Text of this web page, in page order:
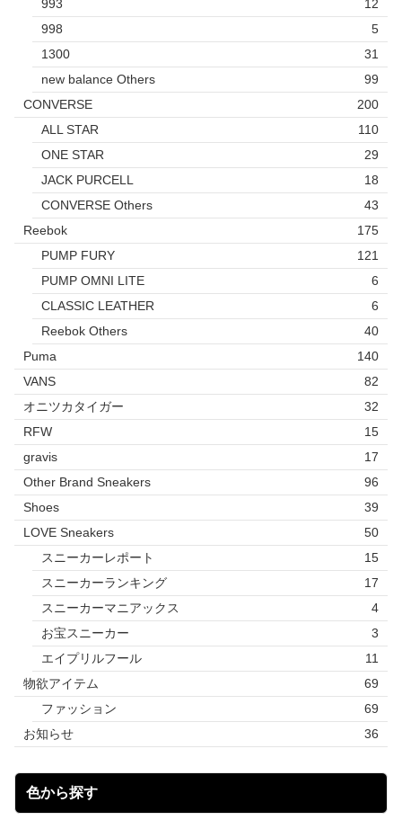
993
12
998
5
1300
31
new balance Others
99
CONVERSE
200
ALL STAR
110
ONE STAR
29
JACK PURCELL
18
CONVERSE Others
43
Reebok
175
PUMP FURY
121
PUMP OMNI LITE
6
CLASSIC LEATHER
6
Reebok Others
40
Puma
140
VANS
82
オニツカタイガー
32
RFW
15
gravis
17
Other Brand Sneakers
96
Shoes
39
LOVE Sneakers
50
スニーカーレポート
15
スニーカーランキング
17
スニーカーマニアックス
4
お宝スニーカー
3
エイプリルフール
11
物欲アイテム
69
ファッション
69
お知らせ
36
色から探す